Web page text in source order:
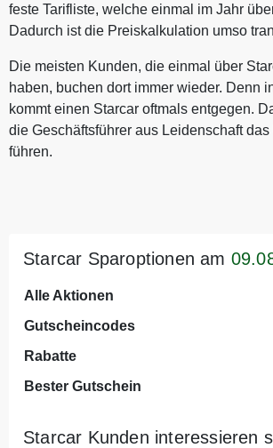
feste Tarifliste, welche einmal im Jahr
Dadurch ist die Preiskalkulation umso
Die meisten Kunden, die einmal über
haben, buchen dort immer wieder. Denn
kommt einen Starcar oftmals entgegen.
die Geschäftsführer aus Leidenschaft
führen.
Starcar Sparoptionen am
Alle Aktionen
Gutscheincodes
Rabatte
Bester Gutschein
Starcar Kunden interessieren